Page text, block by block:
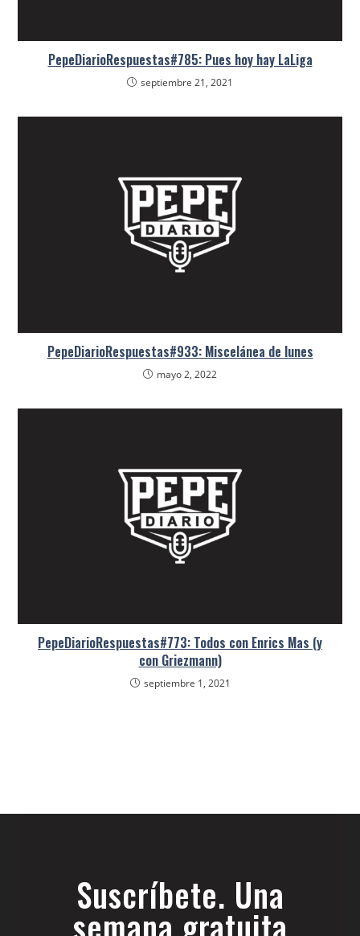
PepeDiarioRespuestas#785: Pues hoy hay LaLiga
septiembre 21, 2021
PepeDiarioRespuestas#933: Miscelánea de lunes
mayo 2, 2022
PepeDiarioRespuestas#773: Todos con Enrics Mas (y
con Griezmann)
septiembre 1, 2021
Suscríbete. Una